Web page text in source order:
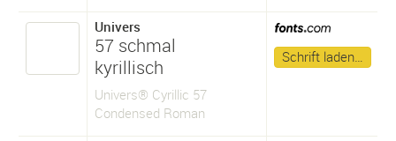
Univers
57 schmal
kyrillisch
Univers® Cyrillic 57
Condensed Roman
Schrift laden…